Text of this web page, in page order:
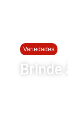
Variedades